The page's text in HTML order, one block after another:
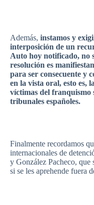
Además, instamos y
interposición de un
Auto hoy notificado, no
resolución es
para ser consecuente y
en la vista oral, esto es, la
víctimas del franquismo
tribunales españoles.
Finalmente recordamos
internacionales de
y González Pacheco, que
si se les aprehende fuera